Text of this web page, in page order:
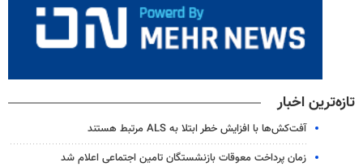
تازه‌ترین اخبار
آفت‌کش‌ها با افزایش خطر ابتلا به ALS مرتبط هستند
زمان پرداخت معوقات بازنشستگان تامین اجتماعی اعلام شد